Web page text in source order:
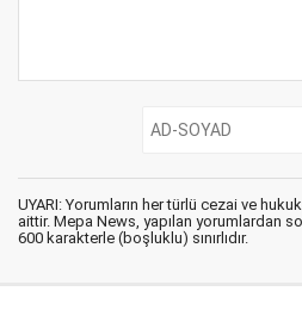
UYARI: Yorumların her türlü cezai ve
aittir. Mepa News, yapılan yorumlardan
600 karakterle (boşluklu) sınırlıdır.